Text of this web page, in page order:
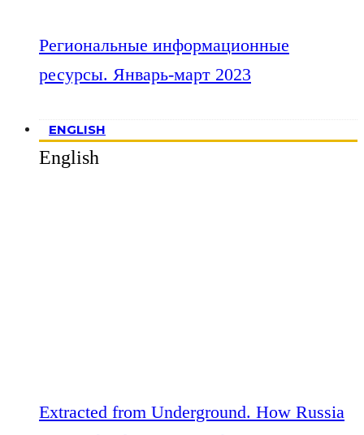
Региональные информационные
ресурсы. Январь-март 2023
ENGLISH
English
Extracted from Underground. How Russia